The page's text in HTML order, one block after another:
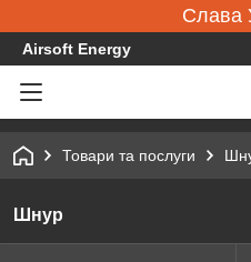
Слава
Airsoft Energy
Товари та послуги
Шнур